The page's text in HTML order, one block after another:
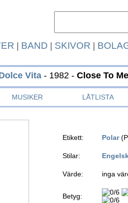
| BAND | SKIVOR |
Vita- 1982 - Close To
MUSIKER LÅTLISTA
Etikett: Polar
Stilar:
Värde: inga
Betyg: